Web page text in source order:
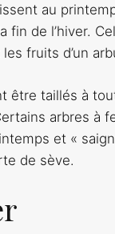
au
fin de l’hiver.
fruits d’un
être taillés à
arbres à
et «
de sève.